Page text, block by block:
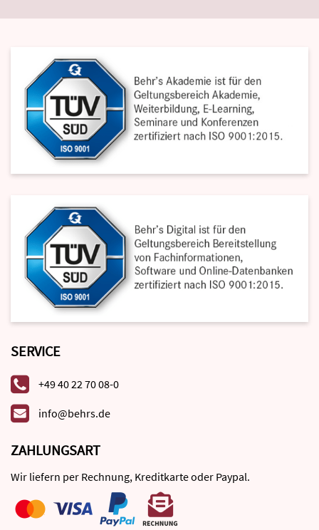
SERVICE
+49 40 22 70 08-0
info@behrs.de
ZAHLUNGSART
Wir liefern per Rechnung, Kreditkarte oder Paypal.